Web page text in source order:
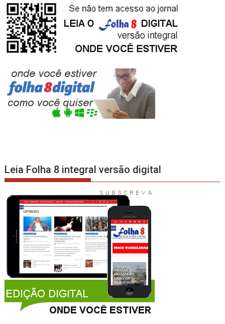
Leia Folha 8 integral versão digital